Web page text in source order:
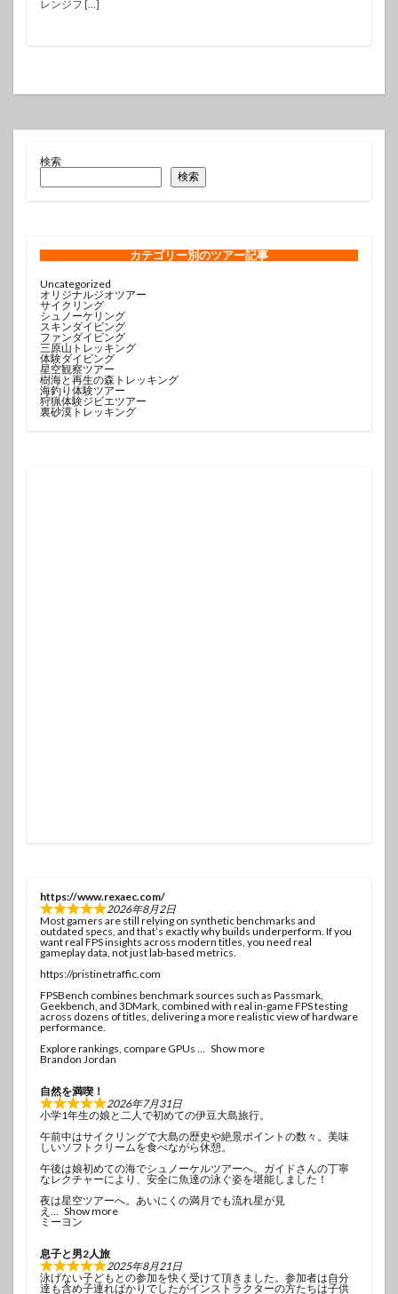
レンジフ […]
検索
検索
カテゴリー別のツアー記事
Uncategorized
オリジナルジオツアー
サイクリング
シュノーケリング
スキンダイビング
ファンダイビング
三原山トレッキング
体験ダイビング
星空観察ツアー
樹海と再生の森トレッキング
海釣り体験ツアー
狩猟体験ジビエツアー
裏砂漠トレッキング
https://www.rexaec.com/
2026年8月2日
Most gamers are still relying on synthetic benchmarks and
outdated specs, and that’s exactly why builds underperform. If you
want real FPS insights across modern titles, you need real
gameplay data, not just lab-based metrics.
https://pristinetraffic.com
FPSBench combines benchmark sources such as Passmark,
Geekbench, and 3DMark, combined with real in-game FPS testing
across dozens of titles, delivering a more realistic view of hardware
performance.
Explore rankings, compare GPUs
Show more
Brandon Jordan
自然を満喫！
2026年7月31日
小学1年生の娘と二人で初めての伊豆大島旅行。
午前中はサイクリングで大島の歴史や絶景ポイントの数々。美味
しいソフトクリームを食べながら休憩。
午後は娘初めての海でシュノーケルツアーへ。ガイドさんの丁寧
なレクチャーにより、安全に魚達の泳ぐ姿を堪能しました！
夜は星空ツアーへ。あいにくの満月でも流れ星が見
え
Show more
ミーヨン
息子と男2人旅
2025年8月21日
泳げない子どもとの参加を快く受けて頂きました。参加者は自分
達も含め子連ればかりでしたがインストラクターの方たちは子供